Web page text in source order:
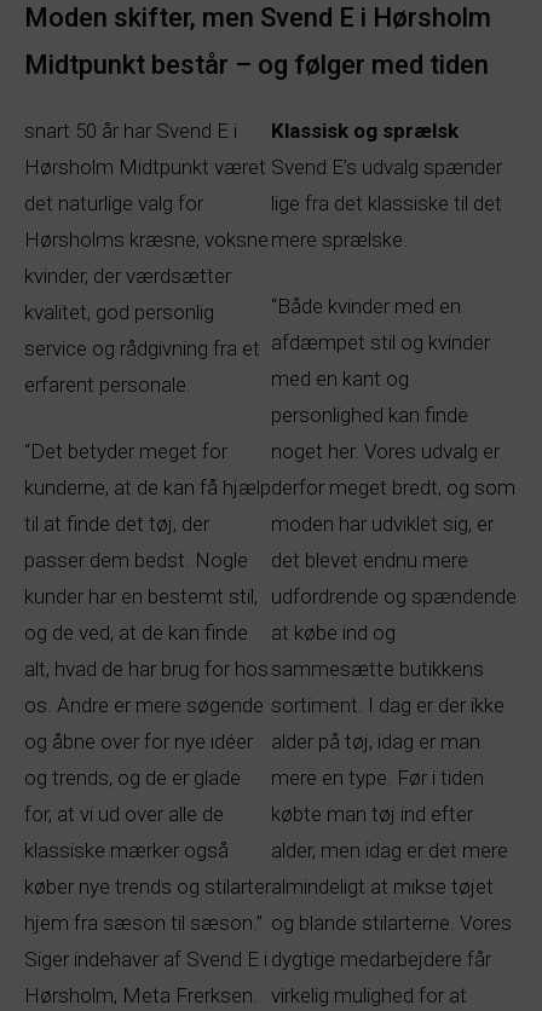
Moden skifter, men Svend E i Hørsholm
Midtpunkt består – og følger med tiden
snart 50 år har Svend E i
Hørsholm Midtpunkt været
det naturlige valg for
Hørsholms kræsne, voksne
kvinder, der værdsætter
kvalitet, god personlig
service og rådgivning fra et
erfarent personale.
“Det betyder meget for
kunderne, at de kan få hjælp
til at finde det tøj, der
passer dem bedst. Nogle
kunder har en bestemt stil,
og de ved, at de kan finde
alt, hvad de har brug for hos
os. Andre er mere søgende
og åbne over for nye idéer
og trends, og de er glade
for, at vi ud over alle de
klassiske mærker også
køber nye trends og stilarter
hjem fra sæson til sæson.”
Siger indehaver af Svend E i
Hørsholm, Meta Frerksen.
Klassisk og sprælsk
Svend E’s udvalg spænder
lige fra det klassiske til det
mere sprælske.
“Både kvinder med en
afdæmpet stil og kvinder
med en kant og
personlighed kan finde
noget her. Vores udvalg er
derfor meget bredt, og som
moden har udviklet sig, er
det blevet endnu mere
udfordrende og spændende
at købe ind og
sammesætte butikkens
sortiment. I dag er der ikke
alder på tøj, idag er man
mere en type. Før i tiden
købte man tøj ind efter
alder, men idag er det mere
almindeligt at mikse tøjet
og blande stilarterne. Vores
dygtige medarbejdere får
virkelig mulighed for at